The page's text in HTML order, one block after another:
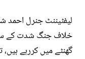
لیفٹیننٹ جنرل احمد
خلاف جنگ شدت کے